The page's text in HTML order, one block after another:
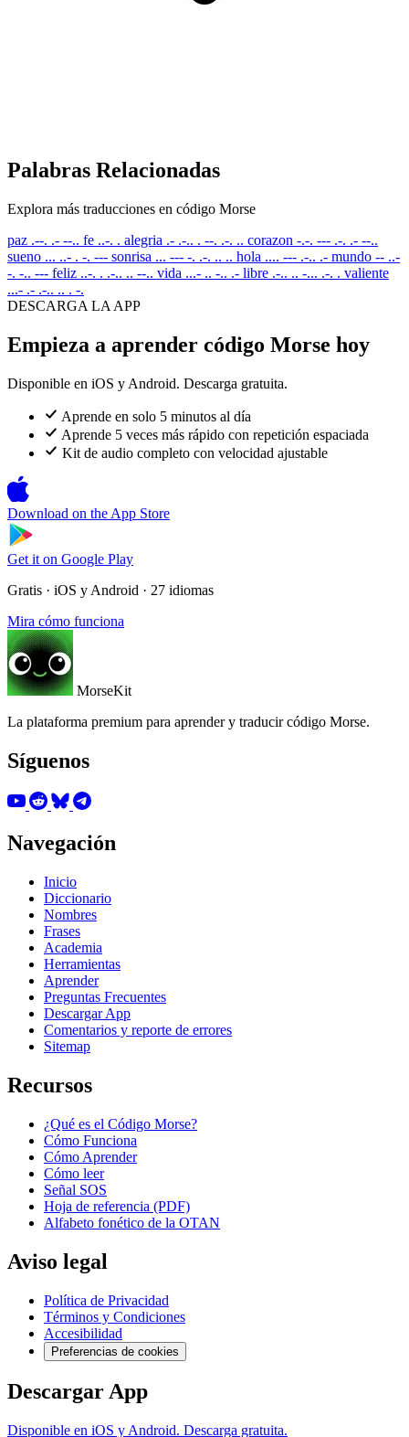
Palabras Relacionadas
Explora más traducciones en código Morse
paz .--. .- --.. fe ..-. . alegria .- .-.. . --. .-. .. corazon -.-. --- .-. .- --..
sueno ... ..- . -. --- sonrisa ... --- -. .-. .. .. hola .... --- .-.. .- mundo -- ..-
-. -.. --- feliz ..-. . .-.. .. --.. vida ...- .. -.. .- libre .-.. .. -... .-. . valiente
...- .- .-.. .. . -.
DESCARGA LA APP
Empieza a aprender código Morse hoy
Disponible en iOS y Android. Descarga gratuita.
Aprende en solo 5 minutos al día
Aprende 5 veces más rápido con repetición espaciada
Kit de audio completo con velocidad ajustable
Download on the App Store
Get it on Google Play
Gratis · iOS y Android · 27 idiomas
Mira cómo funciona
MorseKit
La plataforma premium para aprender y traducir código Morse.
Síguenos
Navegación
Inicio
Diccionario
Nombres
Frases
Academia
Herramientas
Aprender
Preguntas Frecuentes
Descargar App
Comentarios y reporte de errores
Sitemap
Recursos
¿Qué es el Código Morse?
Cómo Funciona
Cómo Aprender
Cómo leer
Señal SOS
Hoja de referencia (PDF)
Alfabeto fonético de la OTAN
Aviso legal
Política de Privacidad
Términos y Condiciones
Accesibilidad
Preferencias de cookies
Descargar App
Disponible en iOS y Android. Descarga gratuita.